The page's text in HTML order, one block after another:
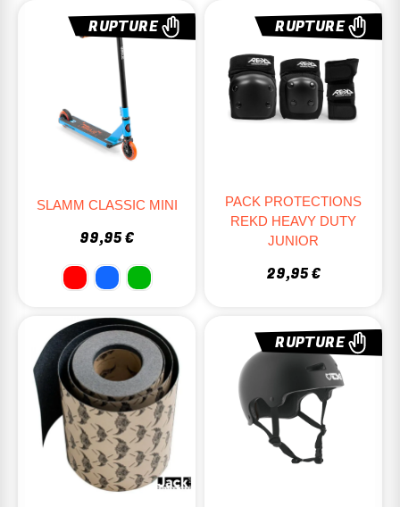
RUPTURE
SLAMM CLASSIC MINI
99,95 €
RUPTURE
PACK PROTECTIONS
REKD HEAVY DUTY
JUNIOR
29,95 €
RUPTURE